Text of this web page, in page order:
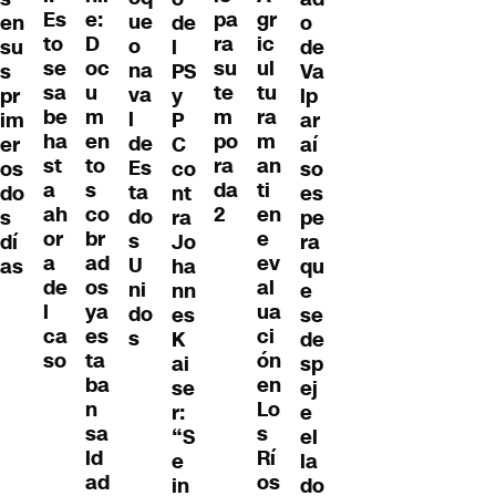
en
su
s
pr
im
er
os
do
s
dí
as
Es
to
se
sa
be
ha
st
a
ah
or
a
de
l
ca
so
e:
D
oc
u
m
en
to
s
co
br
ad
os
ya
es
ta
ba
n
sa
ld
ad
ue
o
na
va
l
de
Es
ta
do
s
U
ni
do
s
de
l
PS
y
P
C
co
nt
ra
Jo
ha
nn
es
K
ai
se
r:
“S
e
in
pa
ra
su
te
m
po
ra
da
2
gr
ic
ul
tu
ra
m
an
ti
en
e
ev
al
ua
ci
ón
en
Lo
s
Rí
os
o
de
Va
lp
ar
aí
so
es
pe
ra
qu
e
se
de
sp
ej
e
el
la
do